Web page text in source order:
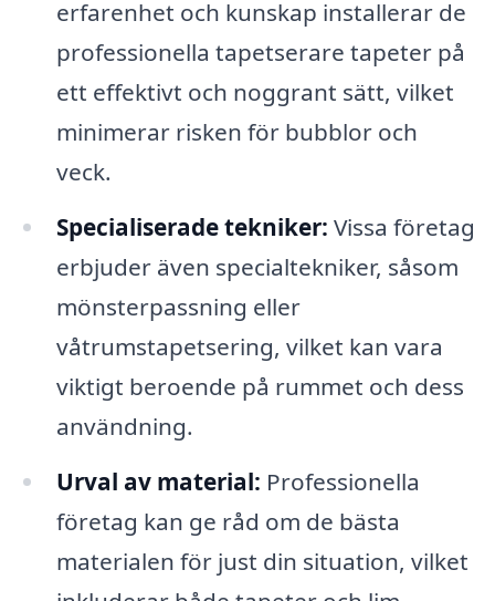
erfarenhet och kunskap installerar de
professionella tapetserare tapeter på
ett effektivt och noggrant sätt, vilket
minimerar risken för bubblor och
veck.
Specialiserade tekniker: Vissa företag
erbjuder även specialtekniker, såsom
mönsterpassning eller
våtrumstapetsering, vilket kan vara
viktigt beroende på rummet och dess
användning.
Urval av material: Professionella
företag kan ge råd om de bästa
materialen för just din situation, vilket